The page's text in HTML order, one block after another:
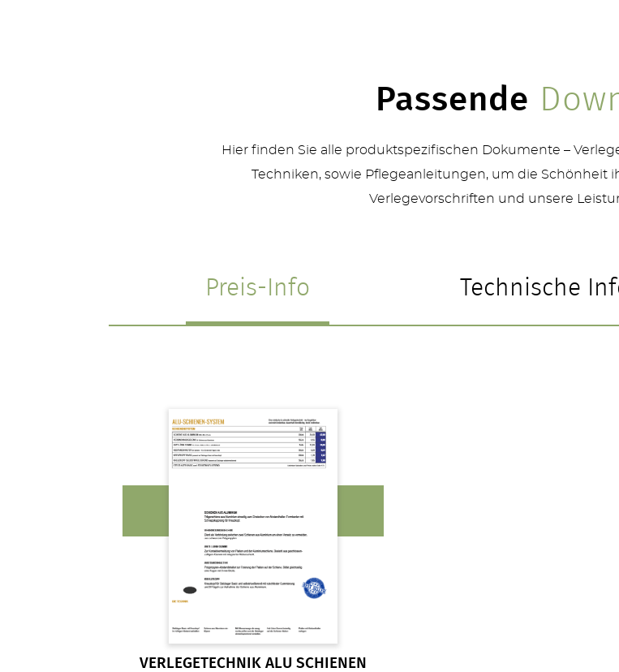
Passende
Hier finden Sie alle produktspezifischen Dokumente –
Techniken, sowie Pflegeanleitungen, um die Schönheit
Verlegevorschriften und unsere
Preis-Info Technische
VERLEGETECHNIK ALU SCHIENEN